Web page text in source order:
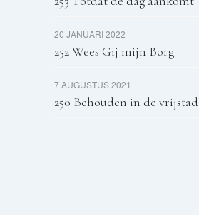
20 JANUARI 2022
252 Wees Gij mijn Borg
7 AUGUSTUS 2021
250 Behouden in de vrijstad